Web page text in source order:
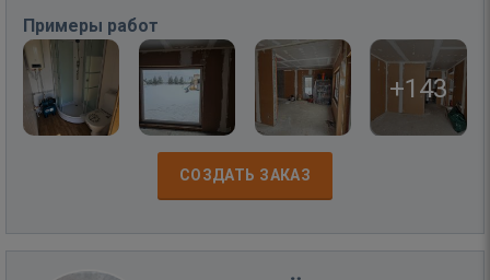
Примеры работ
+143
СОЗДАТЬ ЗАКАЗ